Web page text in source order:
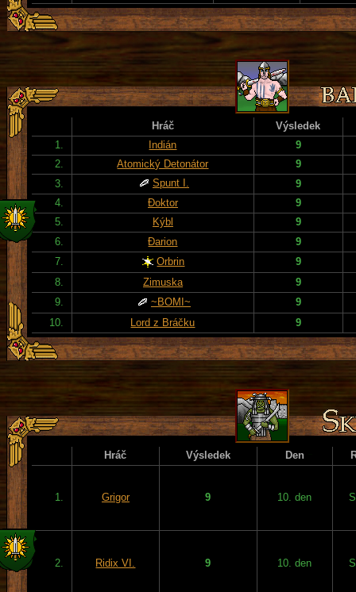
Hráč
Výsledek
1.
Indián
9
2.
Atomický Detonátor
9
3.
Spunt I.
9
4.
Đoktor
9
5.
Kýbl
9
6.
Đarion
9
7.
Orbrin
9
8.
Zimuska
9
9.
~BOMI~
9
10.
Lord z Bráčku 9
Hráč Výsledek Den
1. Grigor 9 10. den
2. Ridix VI. 9 10. den